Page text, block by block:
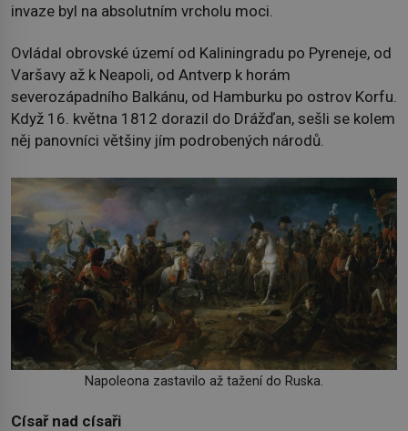
invaze byl na absolutním vrcholu moci.
Ovládal obrovské území od Kaliningradu po Pyreneje, od
Varšavy až k Neapoli, od Antverp k horám
severozápadního Balkánu, od Hamburku po ostrov Korfu.
Když 16. května 1812 dorazil do Drážďan, sešli se kolem
něj panovníci většiny jím podrobených národů.
Napoleona zastavilo až tažení do Ruska.
Císař nad císaři